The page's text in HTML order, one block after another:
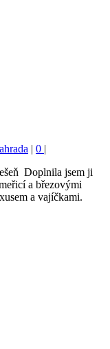
| 0 |
Doplnila jsem ji
a březovými
a vajíčkami.